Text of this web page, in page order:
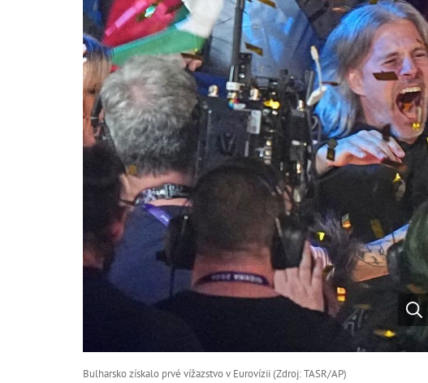
Bulharsko získalo prvé vížazstvo v Eurovízii (Zdroj: TASR/AP)